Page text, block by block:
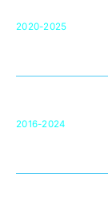
2020-2025
2016-2024